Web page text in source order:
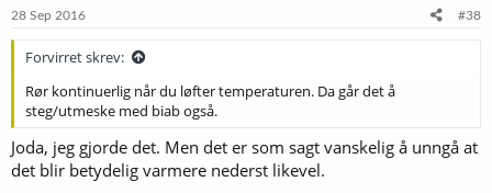
28 Sep 2016 #38
Forvirret skrev:
Rør kontinuerlig når du løfter temperaturen. Da går det å
steg/utmeske med biab også.
Joda, jeg gjorde det. Men det er som sagt vanskelig å unngå at
det blir betydelig varmere nederst likevel.